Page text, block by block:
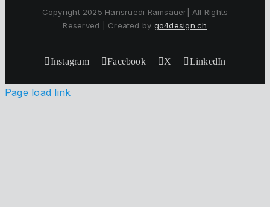
Copyright 2025 Hansruedi Ramsauer| All Rights
Reserved | Created by go4design.ch
Instagram Facebook X LinkedIn
Page load link